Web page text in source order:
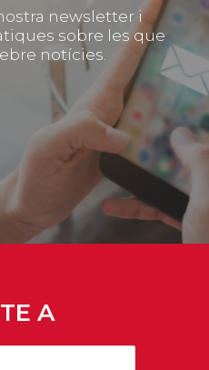
newsletter i
sobre les que
notícies.
A